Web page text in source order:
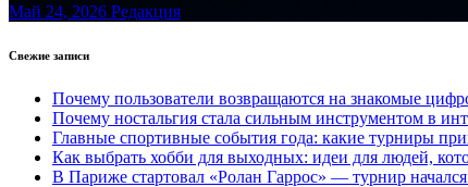
Май 24, 2026 Редакция
Свежие записи
Почему пользователи возвращаются на знакомые
Почему ностальгия стала сильным инструментом в
Главные спортивные события года: какие турниры
Как выбрать хобби для выходных: идеи для людей,
В Париже стартовал «Ролан Гаррос» — турнир